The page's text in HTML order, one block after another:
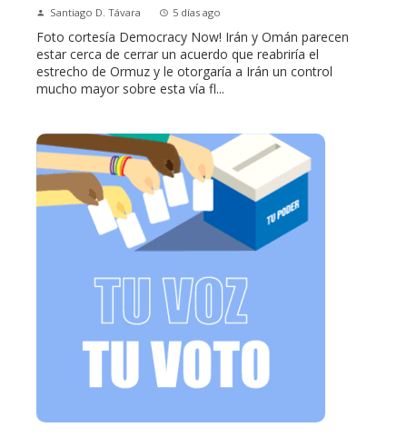
Santiago D. Távara 5 días ago
Foto cortesía Democracy Now! Irán y Omán parecen
estar cerca de cerrar un acuerdo que reabriría el
estrecho de Ormuz y le otorgaría a Irán un control
mucho mayor sobre esta vía fl...